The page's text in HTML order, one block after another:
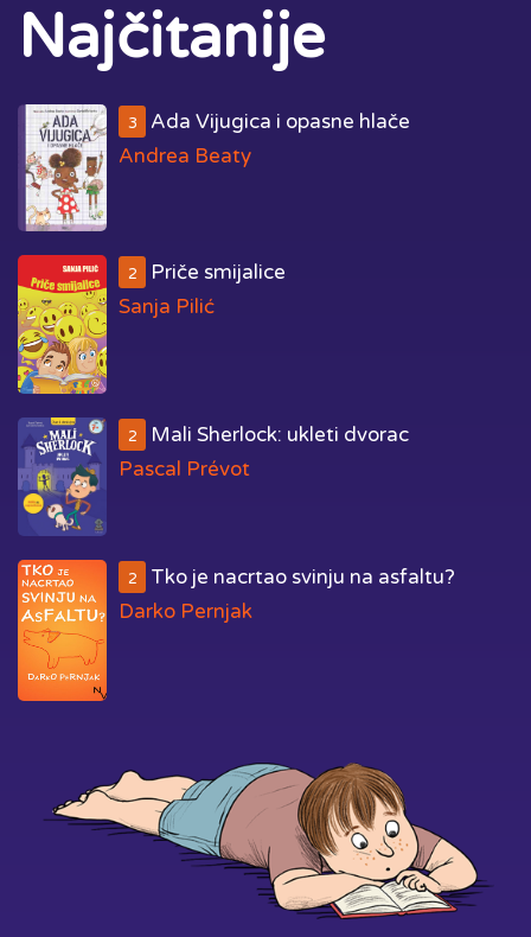
Najčitanije
3
Ada Vijugica i opasne hlače
Andrea Beaty
2
Priče smijalice
Sanja Pilić
2
Mali Sherlock: ukleti dvorac
Pascal Prévot
2
Tko je nacrtao svinju na asfaltu?
Darko Pernjak